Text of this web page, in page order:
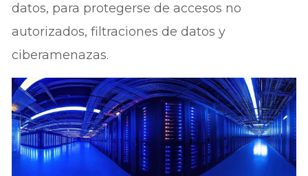
datos, para protegerse de accesos no
autorizados, filtraciones de datos y
ciberamenazas.